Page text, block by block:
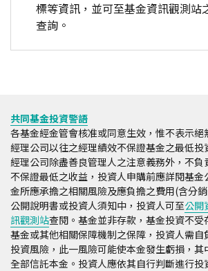
標等資訊，並可至基金資訊觀測站
查詢。
共同基金投資警語
各基金經金管會核准或同意生效，惟不表示絕
經理公司以往之經理績效不保證基金之最低投
經理公司除盡善良管理人之注意義務外，不負
不保證最低之收益，投資人申購前應詳閱基
金所應承擔之相關風險及應負擔之費用(含分
公開說明書或投資人須知中，投資人可至公開
訊觀測站查閱。基金並非存款，基金投資不受
基金或其他相關保障機制之保障，投資人需
投資風險，此一風險可能使本金發生虧損，
全部信託本金。投資人應依其自行判斷進行投